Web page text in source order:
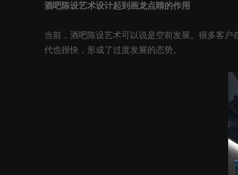
酒吧陈设艺术设计起到画龙点睛的作用
当前，酒吧陈设艺术可以说是空前发展。很多客
代也很快，形成了过度发展的态势。